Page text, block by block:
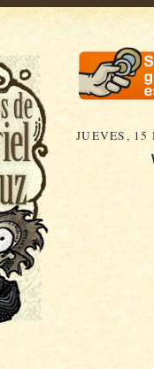
JUEVES, 15